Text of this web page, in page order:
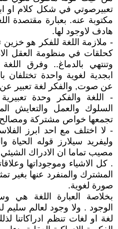
تعبيرصوتي في شكل كلام او
مكتوبة عنه. بعبارة مقتصدة
هادف لاوجود لها.
- ملازمة اللغة للفكر هو خزين
كحلقات في منظومة العقل
وتنتهي بالدماغ.. وفرق
ابجدية لغوية واحدة تختلفان
عن صوت, والفكر لغة تعبير
- اللغة والفكر وحدة
السلوك والعمل والتعايش
تجمعها خواص مشتركة
- لا اختلف مع احد ابرز
وليفريد سيلارز قوله
مصيب تماما ان الادراك
. كل الاشياء وموجوداتها
المشترك والمنفرد عنها بغير
صورة لغوية.
بخلاصة العبارة اللغة هي
الوجود . ولا وجود لعالم سليم
لغة او لغات تنظم ادراكاتنا